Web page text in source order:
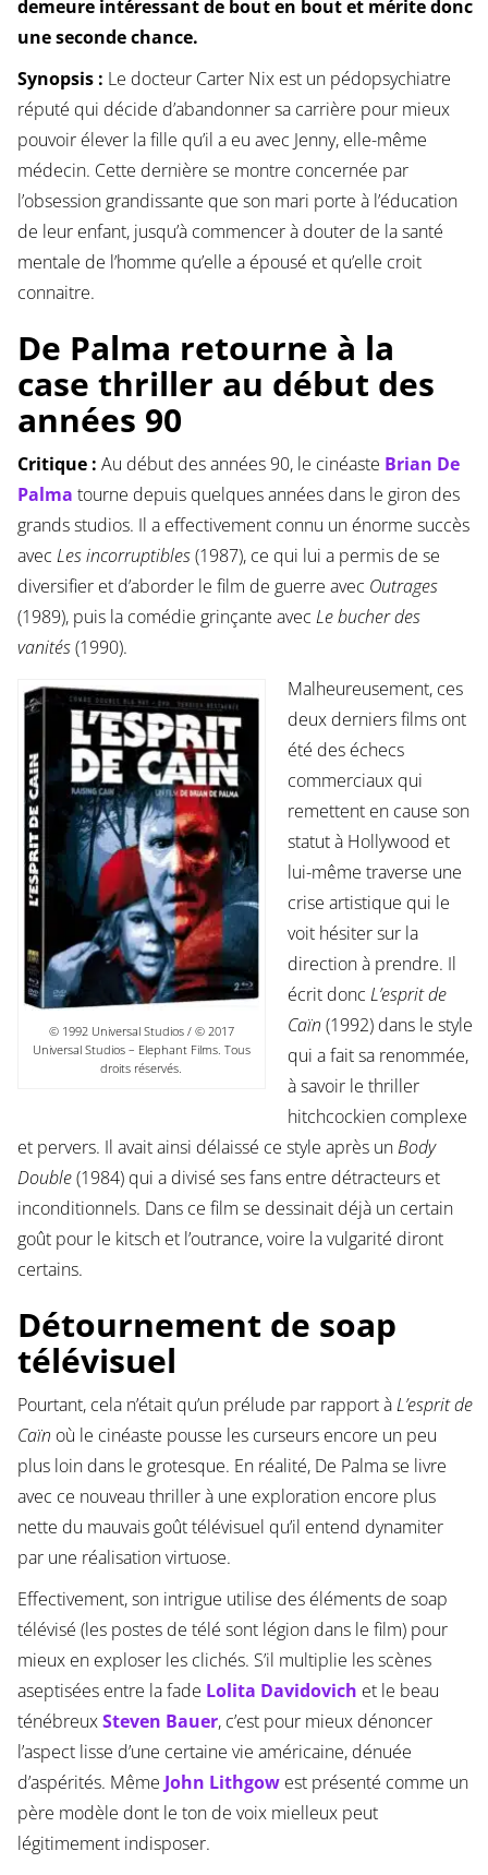
demeure intéressant de bout en bout et mérite donc
une seconde chance.
Synopsis : Le docteur Carter Nix est un pédopsychiatre
réputé qui décide d’abandonner sa carrière pour mieux
pouvoir élever la fille qu’il a eu avec Jenny, elle-même
médecin. Cette dernière se montre concernée par
l’obsession grandissante que son mari porte à l’éducation
de leur enfant, jusqu’à commencer à douter de la santé
mentale de l’homme qu’elle a épousé et qu’elle croit
connaitre.
De Palma retourne à la
case thriller au début des
années 90
Critique : Au début des années 90, le cinéaste Brian De
Palma tourne depuis quelques années dans le giron des
grands studios. Il a effectivement connu un énorme succès
avec Les incorruptibles(1987), ce qui lui a permis de se
diversifier et d’aborder le film de guerre avec Outrages
(1989), puis la comédie grinçante avec Le bucher des
vanités(1990).
© 1992 Universal Studios / © 2017
Universal Studios – Elephant Films. Tous
droits réservés.
Malheureusement, ces
deux derniers films ont
été des échecs
commerciaux qui
remettent en cause son
statut à Hollywood et
lui-même traverse une
crise artistique qui le
voit hésiter sur la
direction à prendre. Il
écrit donc L’esprit de
Caïn (1992) dans le style
qui a fait sa renommée,
à savoir le thriller
hitchcockien complexe
et pervers. Il avait ainsi délaissé ce style après unBody
Double(1984) qui a divisé ses fans entre détracteurs et
inconditionnels. Dans ce film se dessinait déjà un certain
goût pour le kitsch et l’outrance, voire la vulgarité diront
certains.
Détournement de soap
télévisuel
Pourtant, cela n’était qu’un prélude par rapport àL’esprit de
Caïn où le cinéaste pousse les curseurs encore un peu
plus loin dans le grotesque. En réalité, De Palma se livre
avec ce nouveau thriller à une exploration encore plus
nette du mauvais goût télévisuel qu’il entend dynamiter
par une réalisation virtuose.
Effectivement, son intrigue utilise des éléments de soap
télévisé (les postes de télé sont légion dans le film) pour
mieux en exploser les clichés. S’il multiplie les scènes
aseptisées entre la fade Lolita Davidovich et le beau
ténébreuxSteven Bauer, c’est pour mieux dénoncer
l’aspect lisse d’une certaine vie américaine, dénuée
d’aspérités. Même John Lithgowest présenté comme un
père modèle dont le ton de voix mielleux peut
légitimement indisposer.